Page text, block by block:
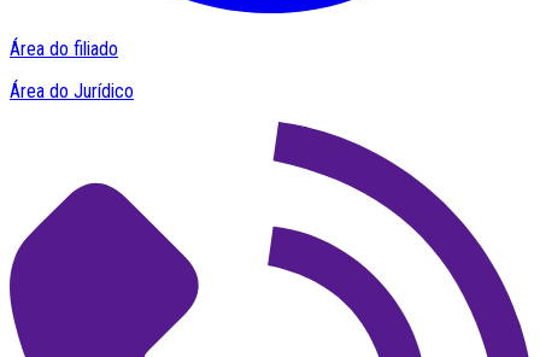
Área do filiado
Área do Jurídico